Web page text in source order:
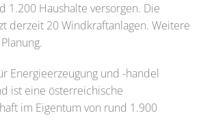
1.200 Haushalte versorgen. Die
derzeit 20 Windkraftanlagen. Weitere
Energieerzeugung und -handel
ist eine österreichische
im Eigentum von rund 1.900